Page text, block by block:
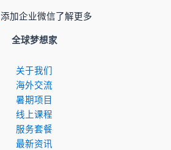
添加企业微信了解更多
全球梦想家
关于我们
​海外交流
暑期项目
​线上课程
服务套餐
最新资讯